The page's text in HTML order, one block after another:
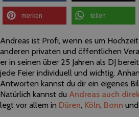
merken teilen
Andreas ist Profi, wenn es um
anderen privaten und öffentlichen
er in seinen über 25 Jahren als DJ
jede Feier individuell und wichtig.
Antworten kannst du dir ein eigenes
Natürlich kannst du Andreas auch
legt vor allem in Düren, Köln, Bonn und